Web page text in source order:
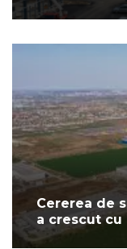
Cererea de
a crescut cu